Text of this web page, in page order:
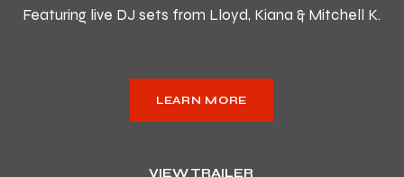
Featuring live DJ sets from Lloyd, Kiana & Mitchell K.
LEARN MORE
VIEW TRAILER